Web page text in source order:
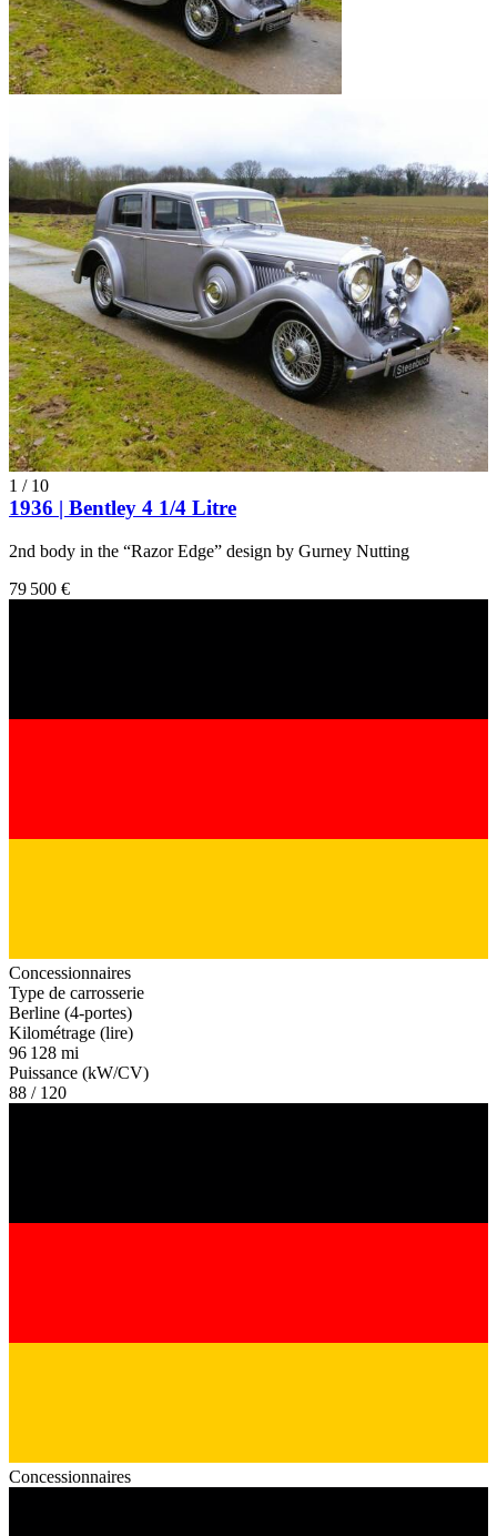
1 / 10
1936 | Bentley 4 1/4 Litre
2nd body in the “Razor Edge” design by Gurney Nutting
79 500 €
Concessionnaires
Type de carrosserie
Berline (4-portes)
Kilométrage (lire)
96 128 mi
Puissance (kW/CV)
88 / 120
Concessionnaires